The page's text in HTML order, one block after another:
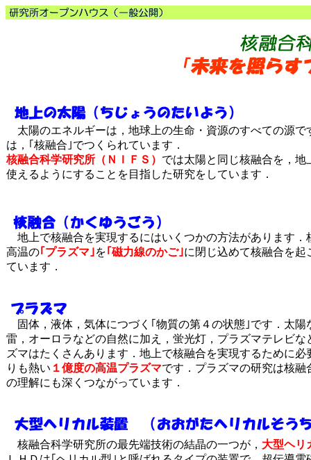
太陽のエネルギーは，地球上の生命・資源のすべての源で
は，｢核融合｣でつくられています．
核融合科学研究所（ＮＩＦＳ） では太陽と同じ核融合を，
使えるようにすることを目指した研究をしています．
地上で核融合を実現するにはいくつかの方法があります．
高温の｢プラズマ｣を｢磁力線のかご｣に閉じ込めて核融合を
ています．
固体，液体，気体につづく｢物質の第４の状態｣です．太陽
雷，オーロラなどの自然に加え，蛍光灯，プラズマテレビな
ズマはたくさんあります．地上で核融合を実現するために
りも熱い １億度の高温プラズマです．プラズマの研究は核
の理解にも深くつながっています．
核融合科学研究所の最先端技術の結晶の一つが， 大型ヘリ